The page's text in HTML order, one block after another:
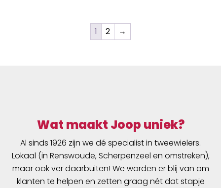
1 2 →
Wat maakt Joop uniek?
Al sinds 1926 zijn we dé specialist in tweewielers.
Lokaal (in Renswoude, Scherpenzeel en omstreken),
maar ook ver daarbuiten! We worden er blij van om
klanten te helpen en zetten graag nét dat stapje